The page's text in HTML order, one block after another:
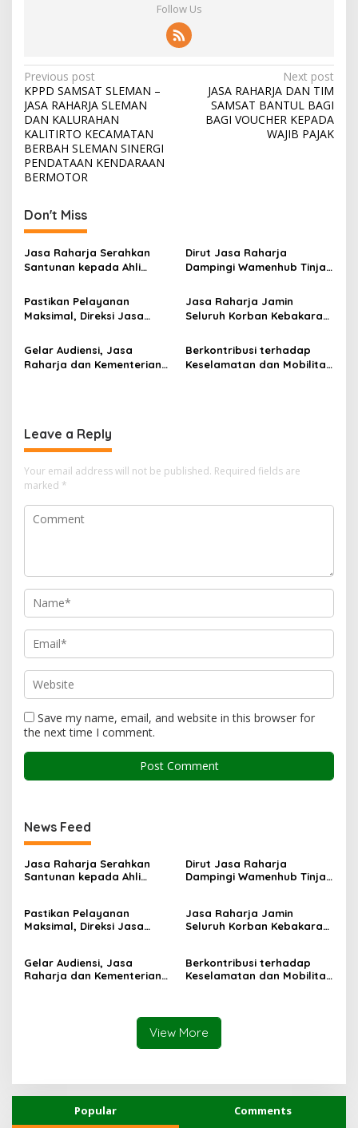
Follow Us
Post
navigation
Previous post
KPPD SAMSAT SLEMAN –
JASA RAHARJA SLEMAN
DAN KALURAHAN
KALITIRTO KECAMATAN
BERBAH SLEMAN SINERGI
PENDATAAN KENDARAAN
BERMOTOR
Next post
JASA RAHARJA DAN TIM
SAMSAT BANTUL BAGI
BAGI VOUCHER KEPADA
WAJIB PAJAK
Don't Miss
Jasa Raharja Serahkan
Santunan kepada Ahli
KM Mutiara Sentosa II
Dirut Jasa Raharja
Dampingi Wamenhub Tinjau
Mutiara Sentosa II di RS
PHC Surabaya
Pastikan Pelayanan
Maksimal, Direksi Jasa
Kebakaran KM Mutiara
Sentosa II
Jasa Raharja Jamin
Seluruh Korban Kebakaran
Perairan Sumenep
Gelar Audiensi, Jasa
Raharja dan Kementerian
Berkontribusi terhadap
Keselamatan dan Mobilitas
Leave a Reply
Your email address will not be published. Required fields are
marked *
Save my name, email, and website in this browser for
the next time I comment.
News Feed
Jasa Raharja Serahkan
Santunan kepada Ahli
Dirut Jasa Raharja
Dampingi Wamenhub Tinjau
PHC Surabaya
Pastikan Pelayanan
Maksimal, Direksi Jasa
Sentosa II
Jasa Raharja Jamin
Seluruh Korban Kebakaran
Gelar Audiensi, Jasa
Raharja dan Kementerian
Berkontribusi terhadap
Keselamatan dan Mobilitas
Awards 2026
View More
Popular Comments